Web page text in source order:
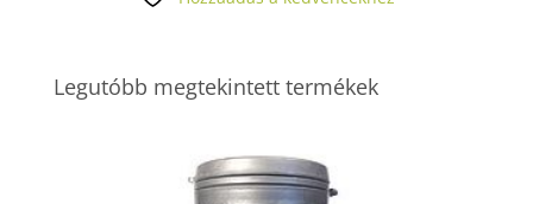
Legutóbb megtekintett termékek